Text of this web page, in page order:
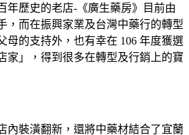
年歷史的老店-《廣生藥房》目前由
，而在振興家業及台灣中藥行的轉型
母的支持外，也有幸在 106 年度獲選
家」，得到很多在轉型及行銷上的寶
內裝潢翻新，還將中藥材結合了宜蘭